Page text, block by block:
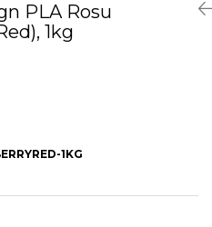
PLA Rosu
1kg
1KG